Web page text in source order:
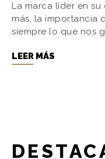
La marca líder en
más, la importancia
siempre lo que nos
LEER MÁS